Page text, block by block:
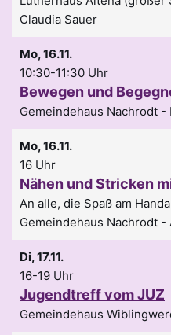
Claudia Sauer
Mo, 16.11.
10:30-11:30 Uhr
Bewegen und
Gemeindehaus Nachrodt
Mo, 16.11.
16 Uhr
Nähen und Stricken
An alle, die Spaß am
Gemeindehaus Nachrodt
Di, 17.11.
16-19 Uhr
Jugendtreff vom JUZ
Gemeindehaus